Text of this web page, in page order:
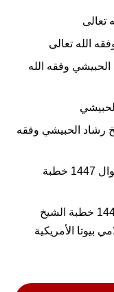
تعالى
الله تعالى
وفقه الله
الحبيشي وفقه
خطر الفتور والانتكاسة بعد رمضان 22 شوال 1447 خطبة
الجمعة الأخيرة من رمضان 24 رمضان 1447 خطبة الشيخ
بيوتا الأمريكية